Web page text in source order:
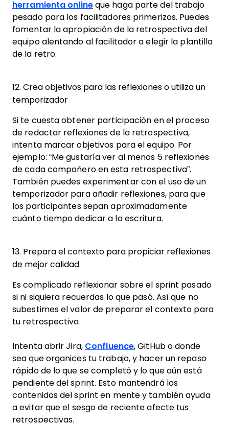
herramienta onlineque haga parte del trabajo
pesado para los facilitadores primerizos. Puedes
fomentar la apropiación de la retrospectiva del
equipo alentando al facilitador a elegir la plantilla
de la retro.
12. Crea objetivos para las reflexiones o utiliza un
temporizador
Si te cuesta obtener participación en el proceso
de redactar reflexiones de la retrospectiva,
intenta marcar objetivos para el equipo. Por
ejemplo: “Me gustaría ver al menos 5 reflexiones
de cada compañero en esta retrospectiva”.
También puedes experimentar con el uso de un
temporizador para añadir reflexiones, para que
los participantes sepan aproximadamente
cuánto tiempo dedicar a la escritura.
13. Prepara el contexto para propiciar reflexiones
de mejor calidad
Es complicado reflexionar sobre el sprint pasado
si ni siquiera recuerdas lo que pasó. Así que no
subestimes el valor de preparar el contexto para
tu retrospectiva.
Intenta abrir Jira, Confluence, GitHub o donde
sea que organices tu trabajo, y hacer un repaso
rápido de lo que se completó y lo que aún está
pendiente del sprint. Esto mantendrá los
contenidos del sprint en mente y también ayuda
a evitar que el sesgo de reciente afecte tus
retrospectivas.